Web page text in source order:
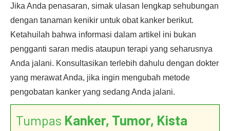
Jika Anda penasaran, simak ulasan lengkap sehubungan
dengan tanaman kenikir untuk obat kanker berikut.
Ketahuilah bahwa informasi dalam artikel ini bukan
pengganti saran medis ataupun terapi yang seharusnya
Anda jalani. Konsultasikan terlebih dahulu dengan dokter
yang merawat Anda, jika ingin mengubah metode
pengobatan kanker yang sedang Anda jalani.
Tumpas Kanker, Tumor, Kista